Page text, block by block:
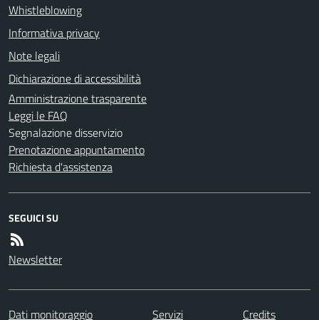
Whistleblowing
Informativa privacy
Note legali
Dichiarazione di accessibilità
Amministrazione trasparente
Leggi le FAQ
Segnalazione disservizio
Prenotazione appuntamento
Richiesta d'assistenza
SEGUICI SU
Newsletter
Dati monitoraggio Servizi Credits